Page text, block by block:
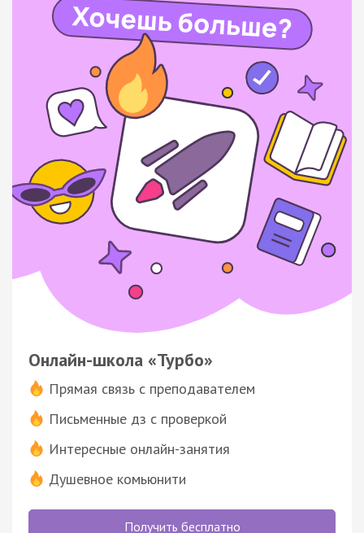
Онлайн-школа «Турбо»
Прямая связь с преподавателем
Письменные дз с проверкой
Интересные онлайн-занятия
Душевное комьюнити
Получить бесплатно